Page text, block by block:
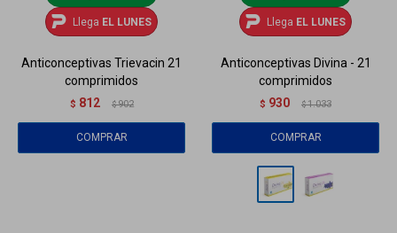
Llega EL LUNES
Anticonceptivas Trievacin 21
comprimidos
$ 812 $ 902
Llega EL LUNES
Anticonceptivas Divina - 21
comprimidos
$ 930 $ 1.033